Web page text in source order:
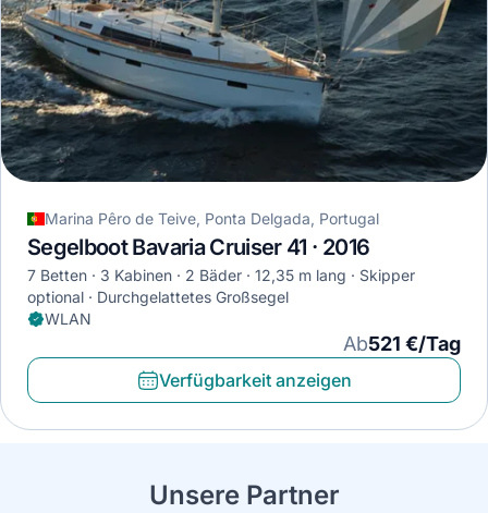
Marina Pêro de Teive, Ponta Delgada, Portugal
Segelboot Bavaria Cruiser 41 · 2016
7 Betten 3 Kabinen 2 Bäder 12,35 m lang
Skipper
optional
Durchgelattetes Großsegel
WLAN
Ab521 €/Tag
Verfügbarkeit anzeigen
Unsere Partner